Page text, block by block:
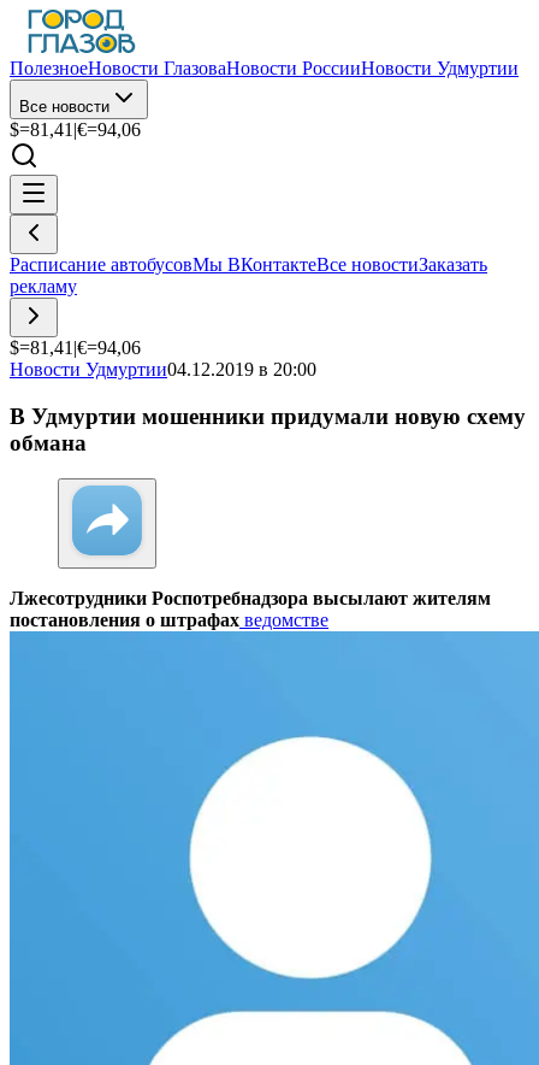
ПолезноеНовости ГлазоваНовости РоссииНовости Удмуртии
Все новости
$=81,41 |€=94,06
Расписание автобусовМы ВКонтактеВсе новостиЗаказать
рекламу
$=81,41 |€=94,06
Новости Удмуртии04.12.2019 в 20:00
В Удмуртии мошенники придумали новую схему
обмана
Лжесотрудники Роспотребнадзора высылают жителям
постановления о штрафах ведомстве